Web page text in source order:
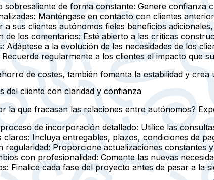
sobresaliente de forma constante: Genere confianza
Manténgase en contacto con clientes
a sus clientes autónomos fieles beneficios
de los comentarios: Esté abierto a las críticas
Adáptese a la evolución de las necesidades de los
Recuerde regularmente a los clientes el impacto que
de costes, también fomenta la estabilidad y
del cliente con claridad y confianza
la que fracasan las relaciones entre autónomos?
de incorporación detallado: Utilice las
claros: Incluya entregables, plazos, condiciones de
regularidad: Proporcione actualizaciones constantes
con profesionalidad: Comente las nuevas
Finalice cada fase del proyecto antes de pasar a la